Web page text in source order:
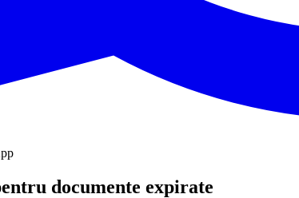
documente expirate